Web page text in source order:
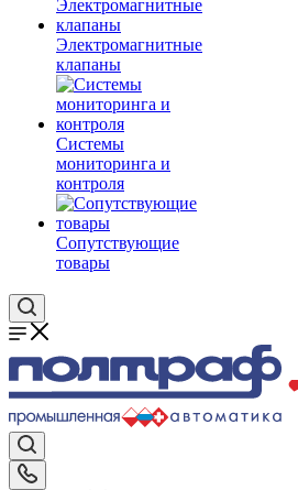
Электромагнитные
клапаны
Системы
мониторинга и
контроля
Сопутствующие
товары